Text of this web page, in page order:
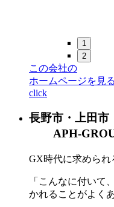
1
2
この会社の
ホームページを見る
click
長野市・上田市
APH-
GX時代に求められ
「こんなに付いて
かれることがよく